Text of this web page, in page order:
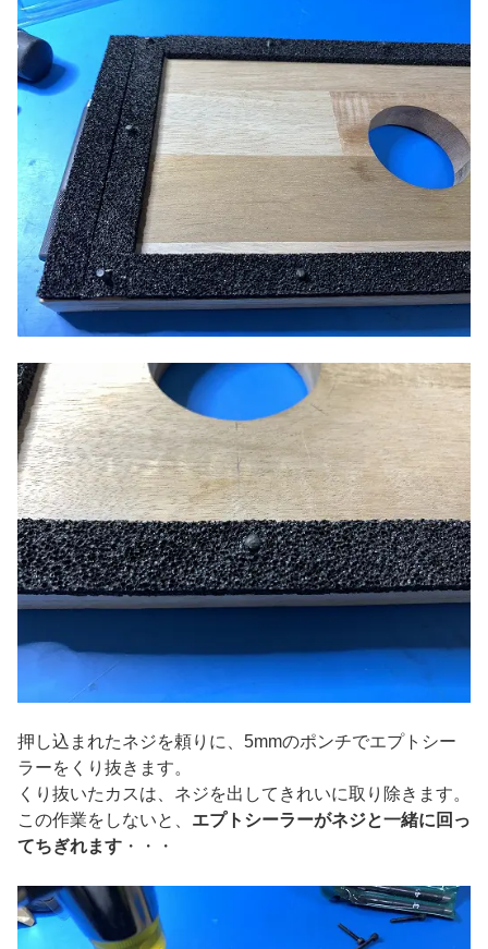
押し込まれたネジを頼りに、5mmのポンチでエプトシー
ラーをくり抜きます。
くり抜いたカスは、ネジを出してきれいに取り除きます。
この作業をしないと、 エプトシーラーがネジと一緒に回っ
てちぎれます ・・・